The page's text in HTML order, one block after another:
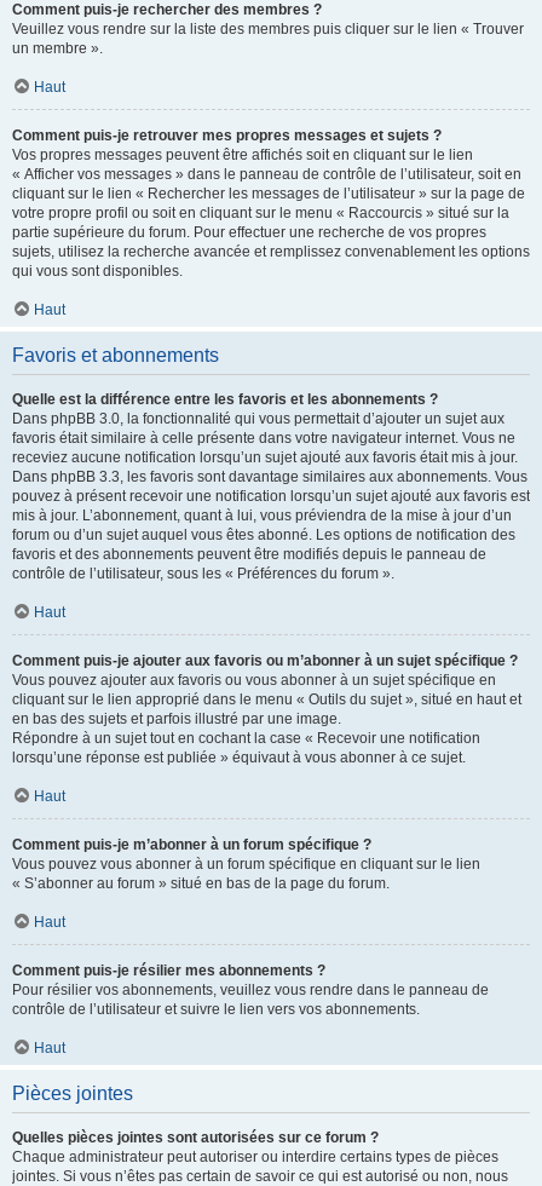
Comment puis-je rechercher des membres ?
Veuillez vous rendre sur la liste des membres puis cliquer sur le lien « Trouver
un membre ».
Haut
Comment puis-je retrouver mes propres messages et sujets ?
Vos propres messages peuvent être affichés soit en cliquant sur le lien
« Afficher vos messages » dans le panneau de contrôle de l’utilisateur, soit en
cliquant sur le lien « Rechercher les messages de l’utilisateur » sur la page de
votre propre profil ou soit en cliquant sur le menu « Raccourcis » situé sur la
partie supérieure du forum. Pour effectuer une recherche de vos propres
sujets, utilisez la recherche avancée et remplissez convenablement les options
qui vous sont disponibles.
Haut
Favoris et abonnements
Quelle est la différence entre les favoris et les abonnements ?
Dans phpBB 3.0, la fonctionnalité qui vous permettait d’ajouter un sujet aux
favoris était similaire à celle présente dans votre navigateur internet. Vous ne
receviez aucune notification lorsqu’un sujet ajouté aux favoris était mis à jour.
Dans phpBB 3.3, les favoris sont davantage similaires aux abonnements. Vous
pouvez à présent recevoir une notification lorsqu’un sujet ajouté aux favoris est
mis à jour. L’abonnement, quant à lui, vous préviendra de la mise à jour d’un
forum ou d’un sujet auquel vous êtes abonné. Les options de notification des
favoris et des abonnements peuvent être modifiés depuis le panneau de
contrôle de l’utilisateur, sous les « Préférences du forum ».
Haut
Comment puis-je ajouter aux favoris ou m’abonner à un sujet spécifique ?
Vous pouvez ajouter aux favoris ou vous abonner à un sujet spécifique en
cliquant sur le lien approprié dans le menu « Outils du sujet », situé en haut et
en bas des sujets et parfois illustré par une image.
Répondre à un sujet tout en cochant la case « Recevoir une notification
lorsqu’une réponse est publiée » équivaut à vous abonner à ce sujet.
Haut
Comment puis-je m’abonner à un forum spécifique ?
Vous pouvez vous abonner à un forum spécifique en cliquant sur le lien
« S’abonner au forum » situé en bas de la page du forum.
Haut
Comment puis-je résilier mes abonnements ?
Pour résilier vos abonnements, veuillez vous rendre dans le panneau de
contrôle de l’utilisateur et suivre le lien vers vos abonnements.
Haut
Pièces jointes
Quelles pièces jointes sont autorisées sur ce forum ?
Chaque administrateur peut autoriser ou interdire certains types de pièces
jointes. Si vous n’êtes pas certain de savoir ce qui est autorisé ou non, nous